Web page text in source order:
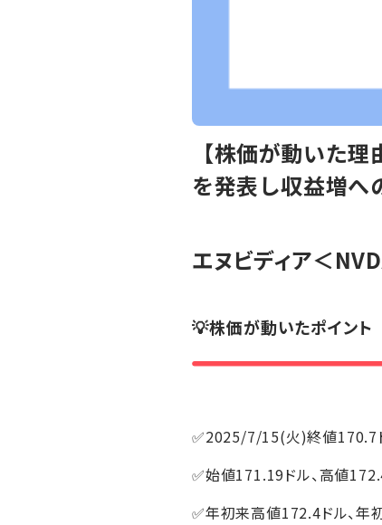
【株価が動いた
を発表し収益増へ
エヌビディア＜
💡株価が動いたポイント
✅2025/7/15(火)終値170.7
✅始値171.19ドル、高値
✅年初来高値172.4ドル、年